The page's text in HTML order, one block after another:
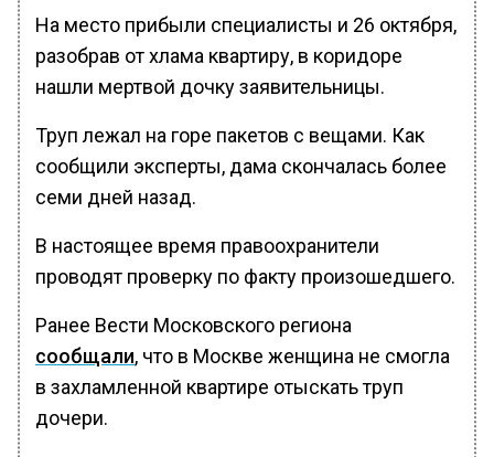
На место прибыли специалисты и 26 октября,
разобрав от хлама квартиру, в коридоре
нашли мертвой дочку заявительницы.
Труп лежал на горе пакетов с вещами. Как
сообщили эксперты, дама скончалась более
семи дней назад.
В настоящее время правоохранители
проводят проверку по факту произошедшего.
Ранее Вести Московского региона
сообщали, что в Москве женщина не смогла
в захламленной квартире отыскать труп
дочери.